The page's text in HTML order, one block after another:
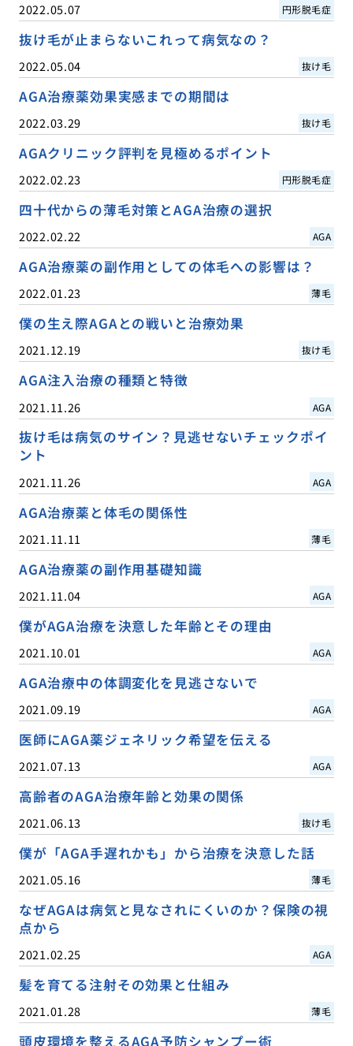
2022.05.07 円形脱毛症
抜け毛が止まらないこれって病気なの？
2022.05.04 抜け毛
AGA治療薬効果実感までの期間は
2022.03.29 抜け毛
AGAクリニック評判を見極めるポイント
2022.02.23 円形脱毛症
四十代からの薄毛対策とAGA治療の選択
2022.02.22 AGA
AGA治療薬の副作用としての体毛への影響は？
2022.01.23 薄毛
僕の生え際AGAとの戦いと治療効果
2021.12.19 抜け毛
AGA注入治療の種類と特徴
2021.11.26 AGA
抜け毛は病気のサイン？見逃せないチェックポイ
ント
2021.11.26 AGA
AGA治療薬と体毛の関係性
2021.11.11 薄毛
AGA治療薬の副作用基礎知識
2021.11.04 AGA
僕がAGA治療を決意した年齢とその理由
2021.10.01 AGA
AGA治療中の体調変化を見逃さないで
2021.09.19 AGA
医師にAGA薬ジェネリック希望を伝える
2021.07.13 AGA
高齢者のAGA治療年齢と効果の関係
2021.06.13 抜け毛
僕が「AGA手遅れかも」から治療を決意した話
2021.05.16 薄毛
なぜAGAは病気と見なされにくいのか？保険の視
点から
2021.02.25 AGA
髪を育てる注射その効果と仕組み
2021.01.28 薄毛
頭皮環境を整えるAGA予防シャンプー術